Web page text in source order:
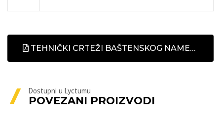
TEHNIČKI CRTEŽI BAŠTENSKOG NAMEŠTAJA
Dostupni u Lyctumu
POVEZANI PROIZVODI